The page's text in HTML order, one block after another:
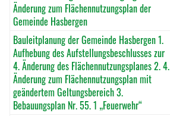
Änderung zum Flächennutzungsplan der
Gemeinde Hasbergen
Bauleitplanung der Gemeinde Hasbergen 1.
Aufhebung des Aufstellungsbeschlusses zur
4. Änderung des Flächennutzungsplanes 2. 4.
Änderung zum Flächennutzungsplan mit
geändertem Geltungsbereich 3.
Bebauungsplan Nr. 55. 1 „Feuerwehr“